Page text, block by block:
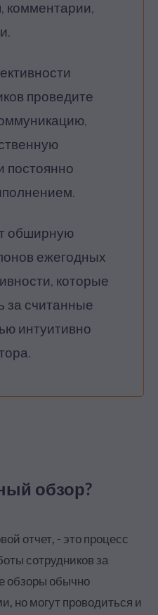
комментарии,
проведите
постоянно
обширную
ежегодных
которые
за считанные
интуитивно
обзор?
отчет, - это процесс
сотрудников за
обзоры обычно
но могут проводиться и